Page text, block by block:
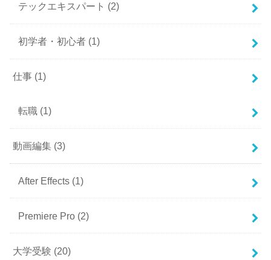
テックエキスパート (2)
初学者・初心者 (1)
仕事 (1)
転職 (1)
動画編集 (3)
After Effects (1)
Premiere Pro (2)
大学受験 (20)